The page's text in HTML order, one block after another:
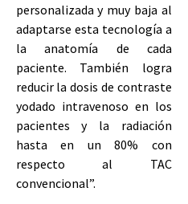
personalizada y muy baja al
adaptarse esta tecnología a
la anatomía de cada
paciente. También logra
reducir la dosis de contraste
yodado intravenoso en los
pacientes y la radiación
hasta en un 80% con
respecto al TAC
convencional”.